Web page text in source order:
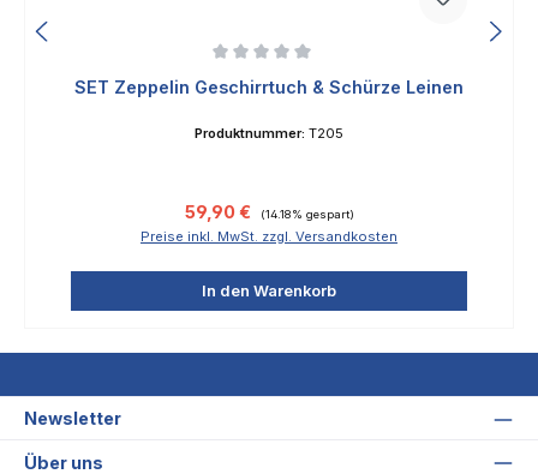
Durchschnittliche Bewertung von 0 von 5 Sternen
SET Zeppelin Geschirrtuch & Schürze Leinen
Produktnummer: T205
Verkaufspreis:
59,90 € (14.18% gespart)
Preise inkl. MwSt. zzgl. Versandkosten
In den Warenkorb
Newsletter
Über uns